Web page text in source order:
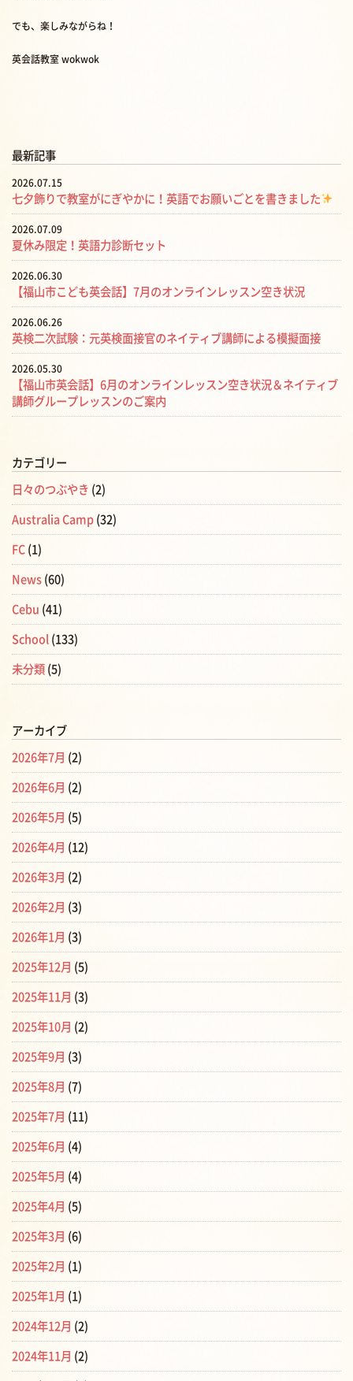
でも、楽しみながらね！
英会話教室 wokwok
最新記事
2026.07.15
七夕飾りで教室がにぎやかに！英語でお願いごとを書きました
2026.07.09
夏休み限定！英語力診断セット
2026.06.30
【福山市こども英会話】7月のオンラインレッスン空き状況
2026.06.26
英検二次試験：元英検面接官のネイティブ講師による模擬面接
2026.05.30
【福山市英会話】6月のオンラインレッスン空き状況＆ネイティブ
講師グループレッスンのご案内
カテゴリー
日々のつぶやき (2)
Australia Camp (32)
FC (1)
News (60)
Cebu (41)
School (133)
未分類 (5)
アーカイブ
2026年7月 (2)
2026年6月 (2)
2026年5月 (5)
2026年4月 (12)
2026年3月 (2)
2026年2月 (3)
2026年1月 (3)
2025年12月 (5)
2025年11月 (3)
2025年10月 (2)
2025年9月 (3)
2025年8月 (7)
2025年7月 (11)
2025年6月 (4)
2025年5月 (4)
2025年4月 (5)
2025年3月 (6)
2025年2月 (1)
2025年1月 (1)
2024年12月 (2)
2024年11月 (2)